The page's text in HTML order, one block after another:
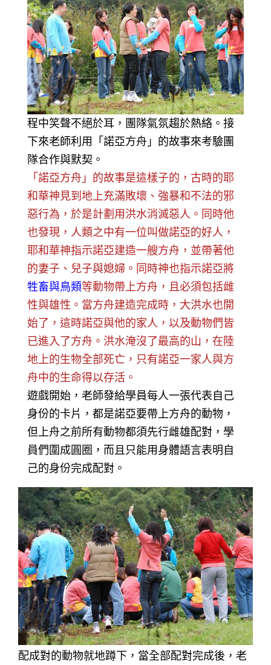
程中笑聲不絕於耳，團隊氣氛趨於熱絡。接
下來老師利用「諾亞方舟」的故事來考驗團
隊合作與默契。
「諾亞方舟」的故事是這樣子的，古時的耶
和華神見到地上充滿敗壞、強暴和不法的邪
惡行為，於是計劃用洪水消滅惡人。同時他
也發現，人類之中有一位叫做諾亞的好人，
耶和華神指示諾亞建造一艘方舟，並帶著他
的妻子、兒子與媳婦。同時神也指示諾亞將
牲畜與鳥類等動物帶上方舟，且必須包括雌
性與雄性。當方舟建造完成時，大洪水也開
始了，這時諾亞與他的家人，以及動物們皆
已進入了方舟。洪水淹沒了最高的山，在陸
地上的生物全部死亡，只有諾亞一家人與方
舟中的生命得以存活。
遊戲開始，老師發給學員每人一張代表自己
身份的卡片，都是諾亞要帶上方舟的動物，
但上舟之前所有動物都須先行雌雄配對，學
員們圍成圓圈，而且只能用身體語言表明自
己的身份完成配對。
配成對的動物就地蹲下，當全部配對完成後，老